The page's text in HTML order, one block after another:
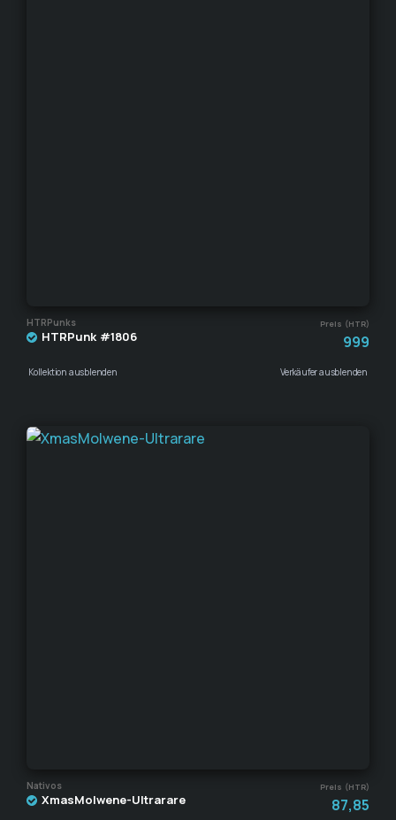
HTRPunks Preis (HTR)
HTRPunk #1806 999
Kollektion ausblenden Verkäufer ausblenden
Nativos Preis (HTR)
XmasMolwene-Ultrarare 87,85